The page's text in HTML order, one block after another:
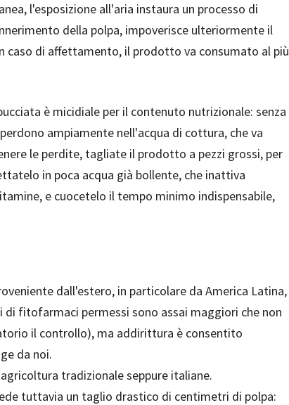
l'esposizione all'aria instaura un processo di
della polpa, impoverisce ulteriormente il
caso di affettamento, il prodotto va consumato al più
è micidiale per il contenuto nutrizionale: senza
ampiamente nell'acqua di cottura, che va
le perdite, tagliate il prodotto a pezzi grossi, per
in poca acqua già bollente, che inattiva
e cuocetelo il tempo minimo indispensabile,
dall'estero, in particolare da America Latina,
di fitofarmaci permessi sono assai maggiori che non
il controllo), ma addirittura è consentito
da noi.
tradizionale seppure italiane.
tuttavia un taglio drastico di centimetri di polpa: